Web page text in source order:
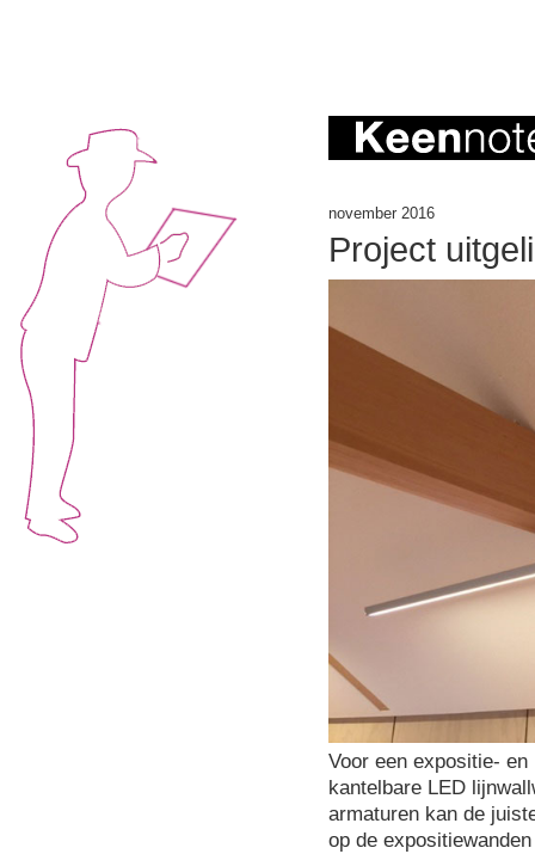
november 2016
Project
Voor een expositie-
kantelbare LED
armaturen kan de
op de